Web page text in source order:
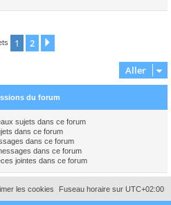
1 2
Aller
du forum
sujets dans ce forum
dans ce forum
dans ce forum
dans ce forum
jointes dans ce forum
Fuseau horaire sur UTC+02:00
les cookies